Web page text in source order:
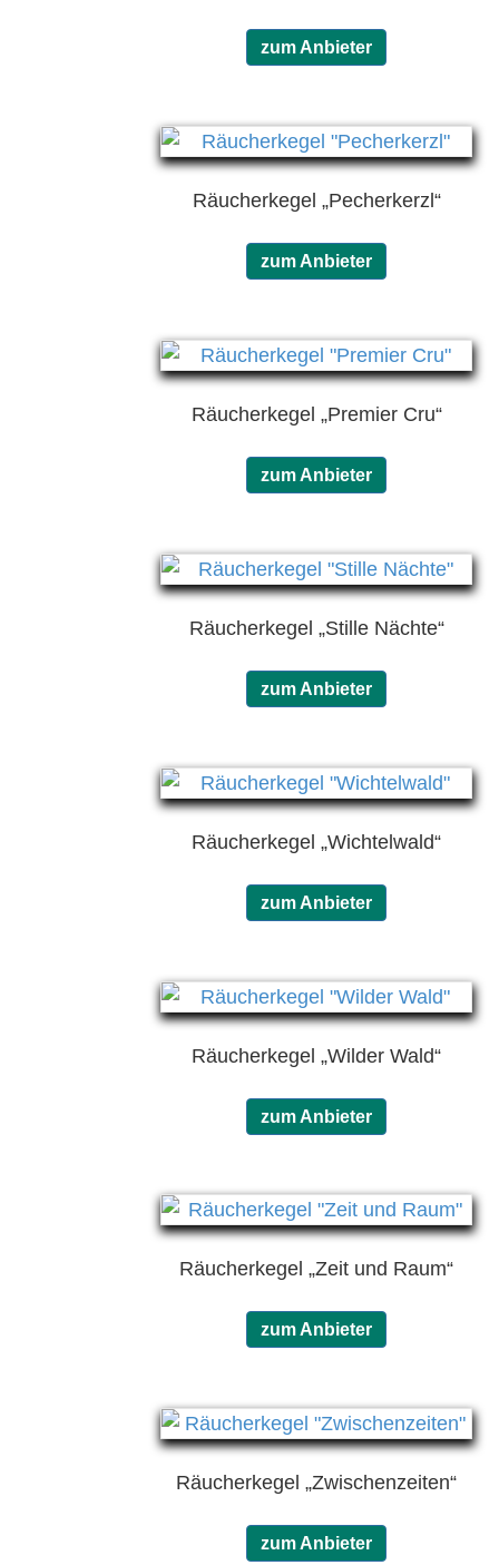
zum Anbieter
Räucherkegel „Pecherkerzl“
zum Anbieter
Räucherkegel „Premier Cru“
zum Anbieter
Räucherkegel „Stille Nächte“
zum Anbieter
Räucherkegel „Wichtelwald“
zum Anbieter
Räucherkegel „Wilder Wald“
zum Anbieter
Räucherkegel „Zeit und Raum“
zum Anbieter
Räucherkegel „Zwischenzeiten“
zum Anbieter